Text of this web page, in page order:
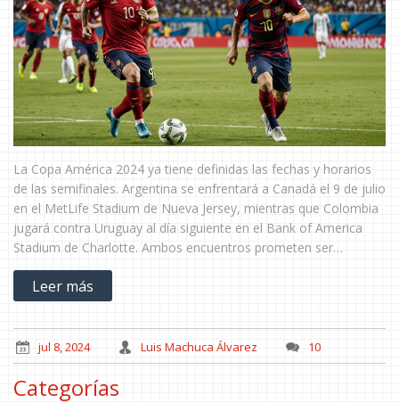
La Copa América 2024 ya tiene definidas las fechas y horarios
de las semifinales. Argentina se enfrentará a Canadá el 9 de julio
en el MetLife Stadium de Nueva Jersey, mientras que Colombia
jugará contra Uruguay al día siguiente en el Bank of America
Stadium de Charlotte. Ambos encuentros prometen ser
espectaculares.
Leer más
jul 8, 2024 Luis Machuca Álvarez 10
Categorías